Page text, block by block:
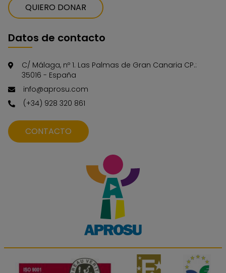
QUIERO DONAR
Datos de contacto
C/ Málaga, nº 1. Las Palmas de Gran Canaria CP.:
35016 - España
info@aprosu.com
(+34) 928 320 861
CONTACTO